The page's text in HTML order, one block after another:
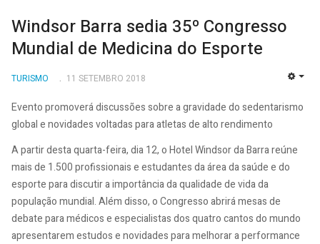
Windsor Barra sedia 35º Congresso
Mundial de Medicina do Esporte
TURISMO 11 SETEMBRO 2018
Evento promoverá discussões sobre a gravidade do sedentarismo
global e novidades voltadas para atletas de alto rendimento
A partir desta quarta-feira, dia 12, o Hotel Windsor da Barra reúne
mais de 1.500 profissionais e estudantes da área da saúde e do
esporte para discutir a importância da qualidade de vida da
população mundial. Além disso, o Congresso abrirá mesas de
debate para médicos e especialistas dos quatro cantos do mundo
apresentarem estudos e novidades para melhorar a performance